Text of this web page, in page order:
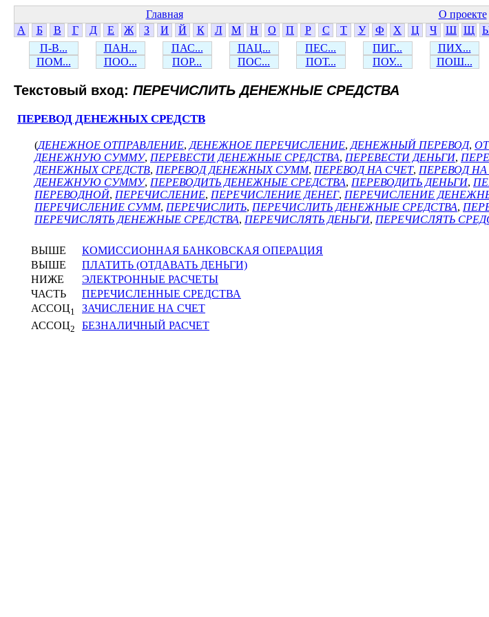
Главная О проекте
А
Б В Г Д Е Ж З И Й К Л М Н О П Р С Т У Ф Х Ц Ч Ш Щ
П-В...
ПАН... ПАС... ПАЦ... ПЕС... ПИГ... ПИХ...
ПОМ...
ПОО... ПОР... ПОС... ПОТ... ПОУ... ПОШ...
Текстовый вход: ПЕРЕЧИСЛИТЬ ДЕНЕЖНЫЕ СРЕДСТВА
ПЕРЕВОД ДЕНЕЖНЫХ СРЕДСТВ
(ДЕНЕЖНОЕ ОТПРАВЛЕНИЕ, ДЕНЕЖНОЕ ПЕРЕЧИСЛЕНИЕ, ДЕНЕЖНЫЙ ПЕРЕВОД,
ДЕНЕЖНУЮ СУММУ, ПЕРЕВЕСТИ ДЕНЕЖНЫЕ СРЕДСТВА, ПЕРЕВЕСТИ ДЕНЬГИ,
ДЕНЕЖНЫХ СРЕДСТВ, ПЕРЕВОД ДЕНЕЖНЫХ СУММ, ПЕРЕВОД НА СЧЕТ, ПЕРЕВОД НА
ДЕНЕЖНУЮ СУММУ, ПЕРЕВОДИТЬ ДЕНЕЖНЫЕ СРЕДСТВА, ПЕРЕВОДИТЬ ДЕНЬГИ,
ПЕРЕВОДНОЙ, ПЕРЕЧИСЛЕНИЕ, ПЕРЕЧИСЛЕНИЕ ДЕНЕГ, ПЕРЕЧИСЛЕНИЕ
ПЕРЕЧИСЛЕНИЕ СУММ, ПЕРЕЧИСЛИТЬ, ПЕРЕЧИСЛИТЬ ДЕНЕЖНЫЕ СРЕДСТВА,
ПЕРЕЧИСЛЯТЬ ДЕНЕЖНЫЕ СРЕДСТВА, ПЕРЕЧИСЛЯТЬ ДЕНЬГИ, ПЕРЕЧИСЛЯТЬ
ВЫШЕ
КОМИССИОННАЯ БАНКОВСКАЯ ОПЕРАЦИЯ
ВЫШЕ
ПЛАТИТЬ (ОТДАВАТЬ ДЕНЬГИ)
НИЖЕ
ЭЛЕКТРОННЫЕ РАСЧЕТЫ
ЧАСТЬ
ПЕРЕЧИСЛЕННЫЕ СРЕДСТВА
АССОЦ1
ЗАЧИСЛЕНИЕ НА СЧЕТ
АССОЦ2 БЕЗНАЛИЧНЫЙ РАСЧЕТ